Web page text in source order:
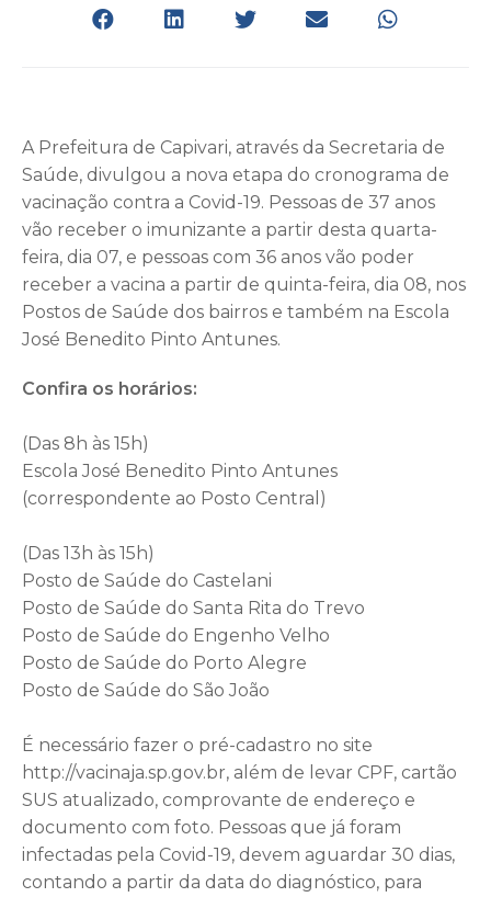
A Prefeitura de Capivari, através da Secretaria de
Saúde, divulgou a nova etapa do cronograma de
vacinação contra a Covid-19. Pessoas de 37 anos
vão receber o imunizante a partir desta quarta-
feira, dia 07, e pessoas com 36 anos vão poder
receber a vacina a partir de quinta-feira, dia 08, nos
Postos de Saúde dos bairros e também na Escola
José Benedito Pinto Antunes.
Confira os horários:
(Das 8h às 15h)
Escola José Benedito Pinto Antunes
(correspondente ao Posto Central)
(Das 13h às 15h)
Posto de Saúde do Castelani
Posto de Saúde do Santa Rita do Trevo
Posto de Saúde do Engenho Velho
Posto de Saúde do Porto Alegre
Posto de Saúde do São João
É necessário fazer o pré-cadastro no site
http://vacinaja.sp.gov.br, além de levar CPF, cartão
SUS atualizado, comprovante de endereço e
documento com foto. Pessoas que já foram
infectadas pela Covid-19, devem aguardar 30 dias,
contando a partir da data do diagnóstico, para